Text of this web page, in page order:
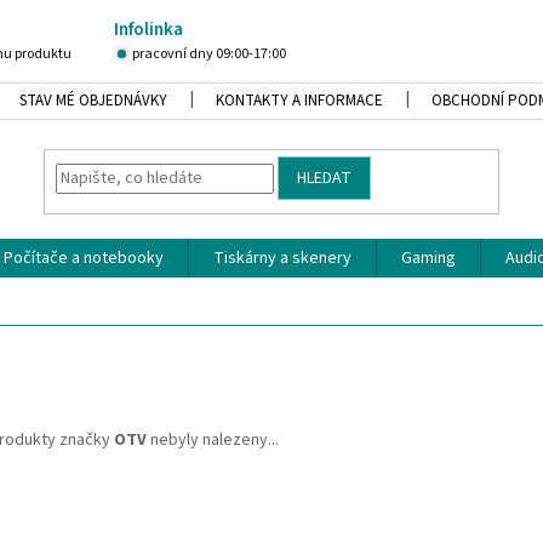
Infolinka
produktu pracovní dny 09:00-17:00
STAV MÉ OBJEDNÁVKY KONTAKTY A INFORMACE OBCHODNÍ
HLEDAT
Počítače a notebooky Tiskárny a skenery Gaming
značky OTVnebyly nalezeny...